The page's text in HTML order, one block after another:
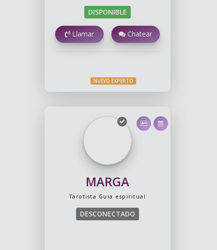
DISPONIBLE
Llamar Chatear
NUEVO EXPERTO
MARGA
Tarotista Guia espiritual
DESCONECTADO